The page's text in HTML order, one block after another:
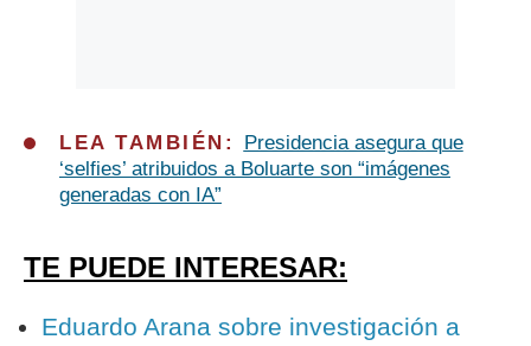
LEA TAMBIÉN:
Presidencia asegura que
‘selfies’ atribuidos a Boluarte son “imágenes
generadas con IA”
TE PUEDE INTERESAR:
Eduardo Arana sobre investigación a